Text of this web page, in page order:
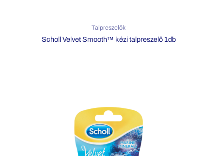
Talpreszelők
Scholl Velvet Smooth™ kézi talpreszelő 1db